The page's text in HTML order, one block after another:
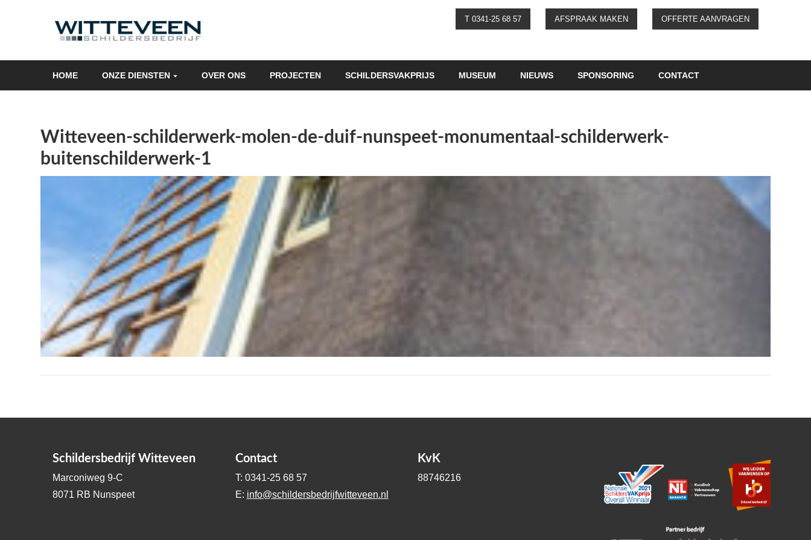
HOME ONZE DIENSTEN OVER ONS PROJECTEN SCHILDERSVAKPRIJS MUSEUM NIEUWS SPONSORING CONTACT
T 0341-25 68 57 AFSPRAAK MAKEN OFFERTE AANVRAGEN
Witteveen-schilderwerk-molen-de-duif-nunspeet-monumentaal-schilderwerk-
buitenschilderwerk-1
Schildersbedrijf Witteveen
Marconiweg 9-C
8071 RB Nunspeet
Contact
T: 0341-25 68 57
E: info@schildersbedrijfwitteveen.nl
KvK
88746216